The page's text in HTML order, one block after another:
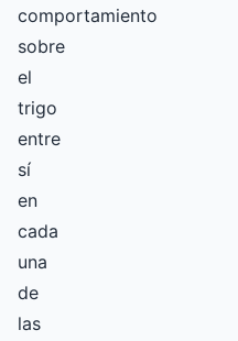
comportamiento
sobre
el
trigo
entre
sí
en
cada
una
de
las